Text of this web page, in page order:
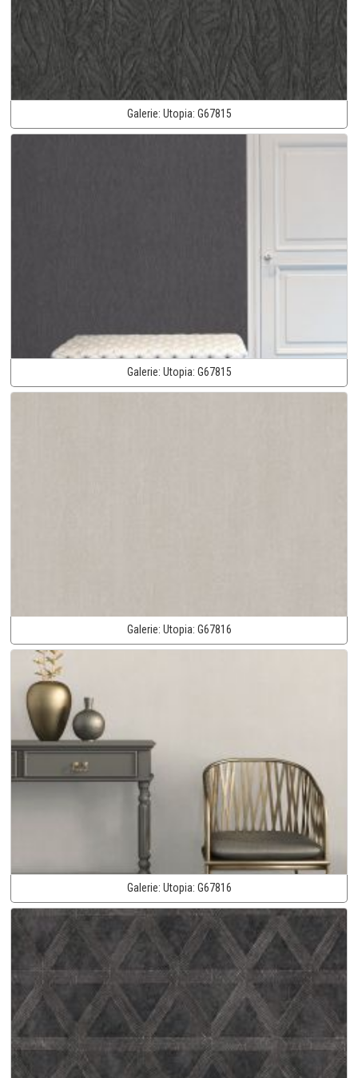
Galerie: Utopia: G67815
Galerie: Utopia: G67815
Galerie: Utopia: G67816
Galerie: Utopia: G67816